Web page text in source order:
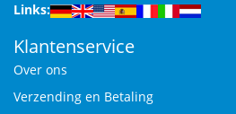
Links:
Klantenservice
Over ons
Verzending en Betaling